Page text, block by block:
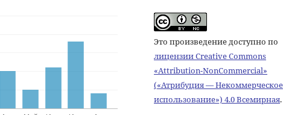
Это произведение доступно по
лицензии Creative Commons
«Attribution-NonCommercial»
(«Атрибуция — Некоммерческое
использование») 4.0 Всемирная.